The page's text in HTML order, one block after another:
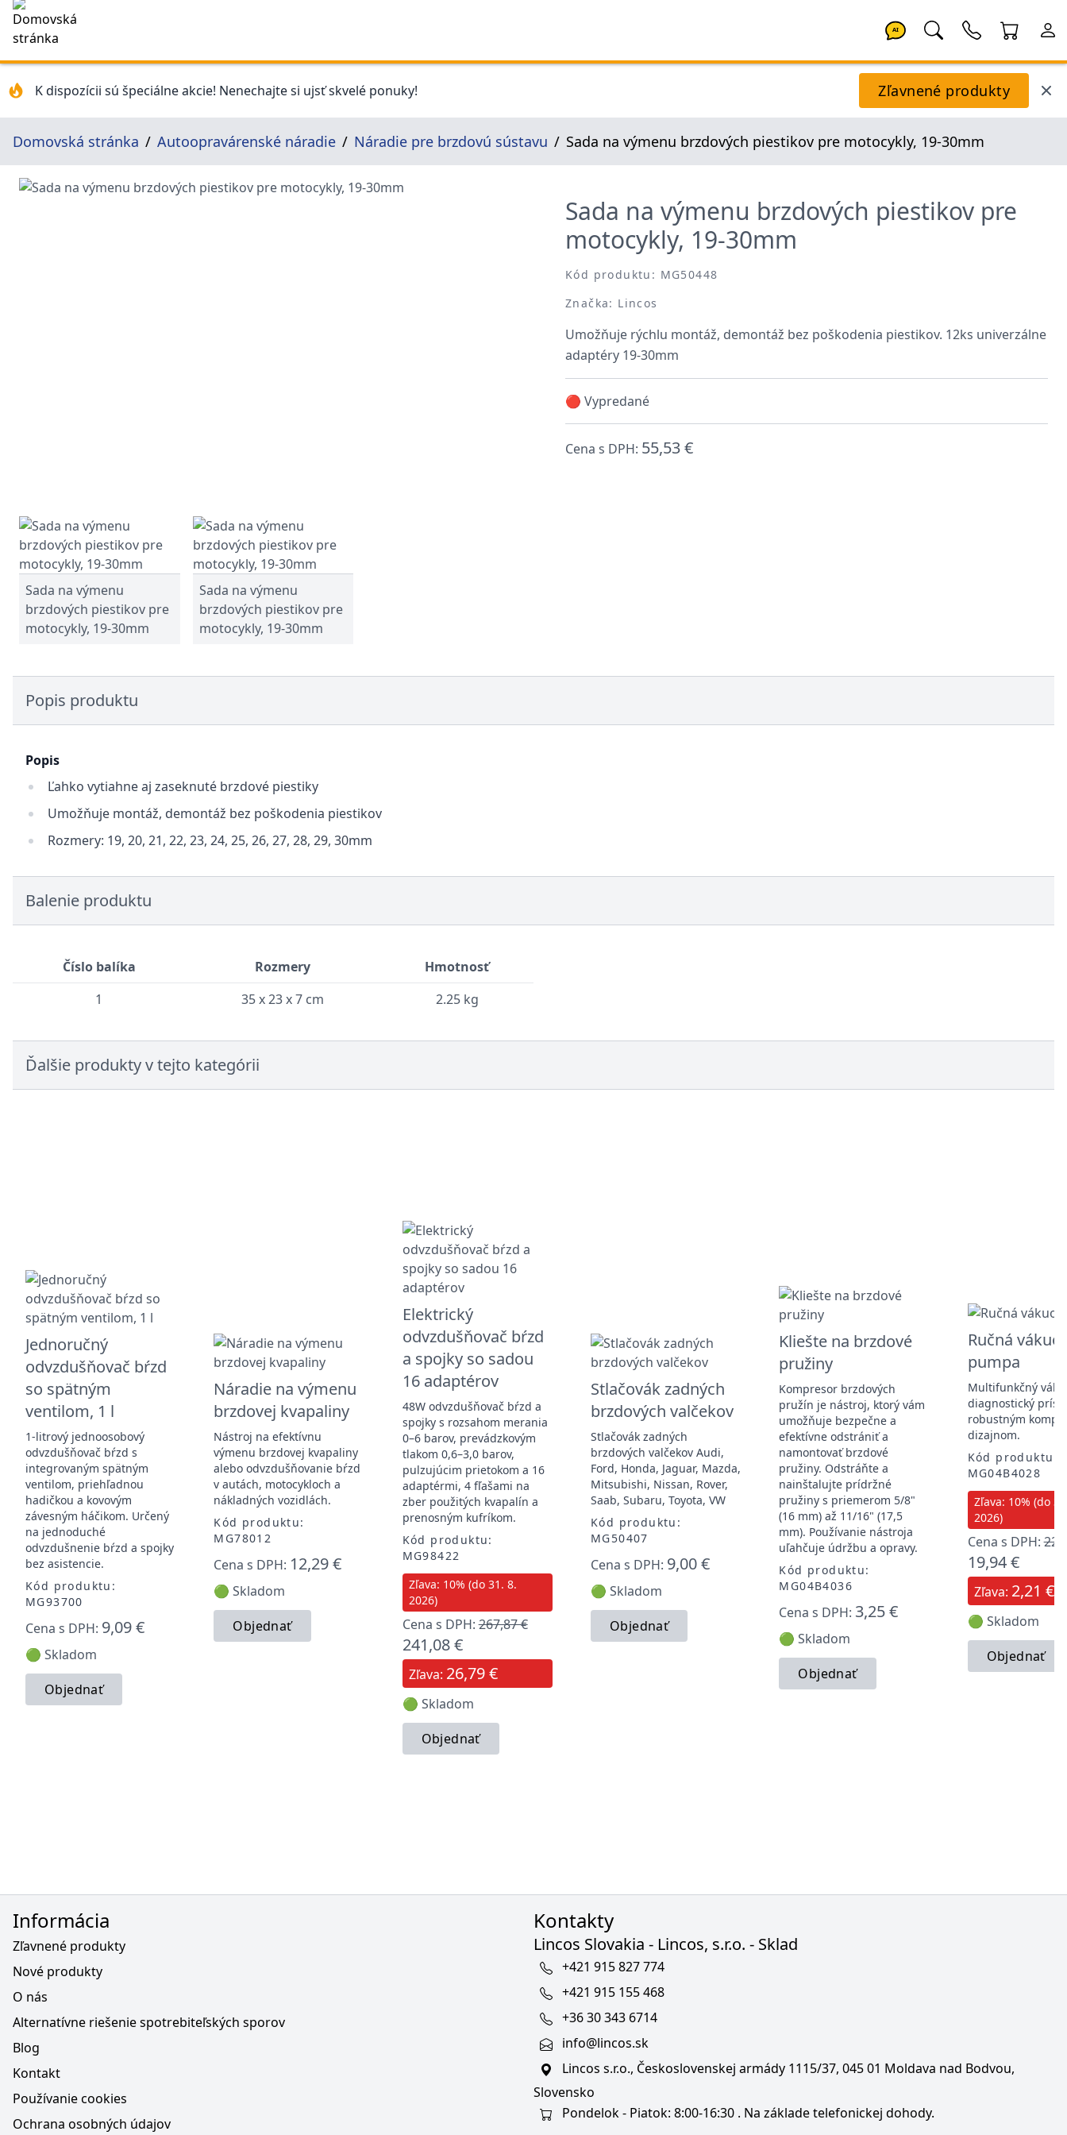
AI
K dispozícii sú špeciálne akcie! Nenechajte si ujsť skvelé ponuky! Zľavnené produkty
Domovská stránka Autoopravárenské náradie Náradie pre brzdovú sústavu Sada na výmenu brzdových piestikov pre motocykly, 19-30mm
Sada na výmenu brzdových piestikov pre
motocykly, 19-30mm
Kód produktu: MG50448
Značka: Lincos
Umožňuje rýchlu montáž, demontáž bez poškodenia piestikov. 12ks univerzálne
adaptéry 19-30mm
🔴 Vypredané
Cena s DPH: 55,53 €
Sada na výmenu
brzdových piestikov pre
motocykly, 19-30mm
Sada na výmenu
brzdových piestikov pre
motocykly, 19-30mm
Popis produktu
Popis
Ľahko vytiahne aj zaseknuté brzdové piestiky
Umožňuje montáž, demontáž bez poškodenia piestikov
Rozmery: 19, 20, 21, 22, 23, 24, 25, 26, 27, 28, 29, 30mm
Balenie produktu
Číslo balíka Rozmery
Hmotnosť
1
35 x 23 x 7 cm 2.25 kg
Ďalšie produkty v tejto kategórii
Jednoručný
odvzdušňovač bŕzd
so spätným
ventilom, 1 l
1-litrový jednoosobový
odvzdušňovač bŕzd s
integrovaným spätným
ventilom, priehľadnou
hadičkou a kovovým
závesným háčikom. Určený
na jednoduché
odvzdušnenie bŕzd a spojky
bez asistencie.
Kód produktu:
MG93700
Cena s DPH: 9,09 €
🟢 Skladom
Objednať
Náradie na výmenu
brzdovej kvapaliny
Nástroj na efektívnu
výmenu brzdovej kvapaliny
alebo odvzdušňovanie bŕzd
v autách, motocykloch a
nákladných vozidlách.
Kód produktu:
MG78012
Cena s DPH: 12,29 €
🟢 Skladom
Objednať
Elektrický
odvzdušňovač bŕzd
a spojky so sadou
16 adaptérov
48W odvzdušňovač bŕzd a
spojky s rozsahom merania
0–6 barov, prevádzkovým
tlakom 0,6–3,0 barov,
pulzujúcim prietokom a 16
adaptérmi, 4 fľašami na
zber použitých kvapalín a
prenosným kufríkom.
Kód produktu:
MG98422
Zľava: 10% (do 31. 8.
2026)
Cena s DPH:267,87 €
241,08 €
Zľava: 26,79 €
🟢 Skladom
Objednať
Stlačovák zadných
brzdových valčekov
Stlačovák zadných
brzdových valčekov Audi,
Ford, Honda, Jaguar, Mazda,
Mitsubishi, Nissan, Rover,
Saab, Subaru, Toyota, VW
Kód produktu:
MG50407
Cena s DPH: 9,00 €
🟢 Skladom
Objednať
Kliešte na brzdové
pružiny
Kompresor brzdových
pružín je nástroj, ktorý vám
umožňuje bezpečne a
efektívne odstrániť a
namontovať brzdové
pružiny. Odstráňte a
nainštalujte prídržné
pružiny s priemerom 5/8"
(16 mm) až 11/16" (17,5
mm). Používanie nástroja
uľahčuje údržbu a opravy.
Kód produktu:
MG04B4036
Cena s DPH: 3,25 €
🟢 Skladom
Objednať
Ručná
pumpa
Multifunkčný
diagnostický
robustným
dizajnom.
Kód produktu:
MG04B4028
Zľava: 10% (do
2026)
Cena s DPH:
19,94 €
Zľava: 2,21 €
🟢 Skladom
Objednať
Informácia
Zľavnené produkty
Nové produkty
O nás
Alternatívne riešenie spotrebiteľských sporov
Blog
Kontakt
Používanie cookies
Ochrana osobných údajov
Kontakty
Lincos Slovakia - Lincos, s.r.o. - Sklad
+421 915 827 774
+421 915 155 468
+36 30 343 6714
info@lincos.sk
Lincos s.r.o., Československej armády 1115/37, 045 01 Moldava nad Bodvou,
Slovensko
Pondelok - Piatok: 8:00-16:30 . Na základe telefonickej dohody.